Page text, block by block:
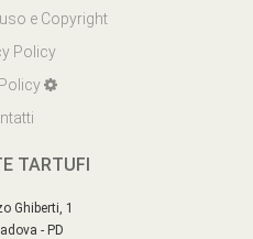
e Copyright
Policy
TARTUFI
Ghiberti, 1
- PD